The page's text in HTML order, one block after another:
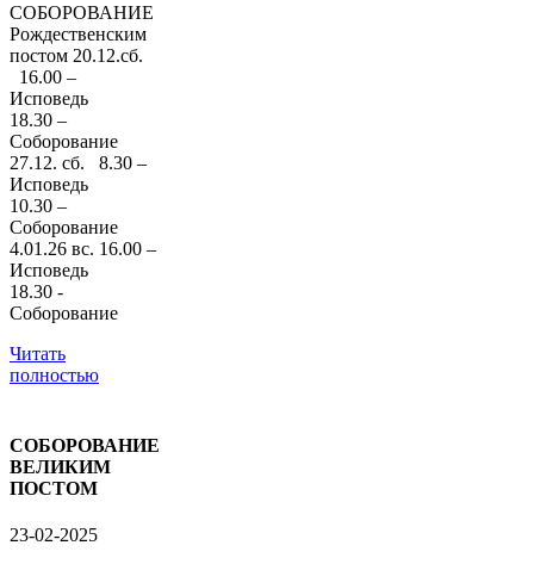
СОБОРОВАНИЕ
Рождественским
постом 20.12.сб.
16.00 –
Исповедь
18.30 –
Соборование
27.12. сб. 8.30 –
Исповедь
10.30 –
Соборование
4.01.26 вс. 16.00 –
Исповедь
18.30 -
Соборование
Читать
полностью
СОБОРОВАНИЕ
ВЕЛИКИМ
ПОСТОМ
23-02-2025